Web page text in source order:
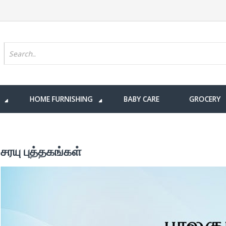
HOME FURNISHING BABY CARE GROCERY
சரயு புத்தகங்கள்